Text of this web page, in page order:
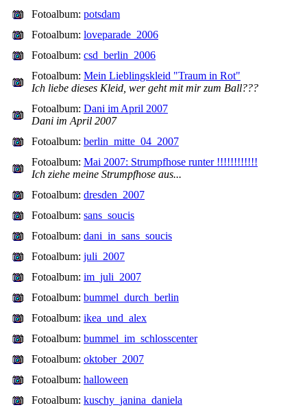
Fotoalbum: potsdam
Fotoalbum: loveparade_2006
Fotoalbum: csd_berlin_2006
Fotoalbum: Mein Lieblingskleid "Traum in Rot"
Ich liebe dieses Kleid, wer geht mit mir zum Ball???
Fotoalbum: Dani im April 2007
Dani im April 2007
Fotoalbum: berlin_mitte_04_2007
Fotoalbum: Mai 2007: Strumpfhose runter !!!!!!!!!!!!
Ich ziehe meine Strumpfhose aus...
Fotoalbum: dresden_2007
Fotoalbum: sans_soucis
Fotoalbum: dani_in_sans_soucis
Fotoalbum: juli_2007
Fotoalbum: im_juli_2007
Fotoalbum: bummel_durch_berlin
Fotoalbum: ikea_und_alex
Fotoalbum: bummel_im_schlosscenter
Fotoalbum: oktober_2007
Fotoalbum: halloween
Fotoalbum: kuschy_janina_daniela